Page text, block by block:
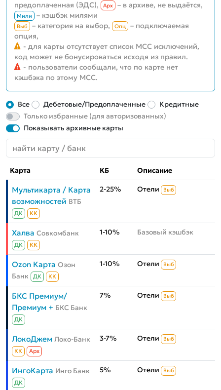
предоплаченная (ЭДС),
Aрх – в архиве, не выдаётся,
Мили – кэшбэк милями
Выб – категория на выбор, Опц
– подключаемая
опция,
- для карты отсутствует список MCC исключений,
код может не бонусироваться исходя из правил.
- пользователи сообщали, что по карте нет
кэшбэка по этому MCC.
Все Дебетовые/Предоплаченные
Кредитные
Только избранные (для авторизованных)
Показывать архивные карты
Карта КБ Описание
Мультикарта / Карта
возможностей ВТБ
ДК КК
2-25% Отели Выб
Халва Совкомбанк
ДК КК
1-10% Базовый кэшбэк
Ozon Карта Озон
Банк
ДК КК
1-10% Отели Выб
БКС Премиум/
Премиум + БКС Банк
ДК
7% Отели Выб
ЛокоДжем Локо-Банк
КК Aрх
3-7% Отели Выб
ИнгоКарта Инго Банк
ДК
5% Отели Выб